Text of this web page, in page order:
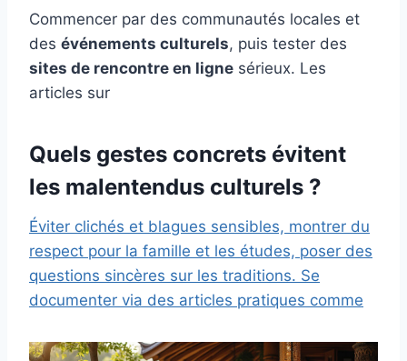
Commencer par des communautés locales et
des événements culturels, puis tester des
sites de rencontre en ligne sérieux. Les
articles sur
Quels gestes concrets évitent
les malentendus culturels ?
Éviter clichés et blagues sensibles, montrer du
respect pour la famille et les études, poser des
questions sincères sur les traditions. Se
documenter via des articles pratiques comme